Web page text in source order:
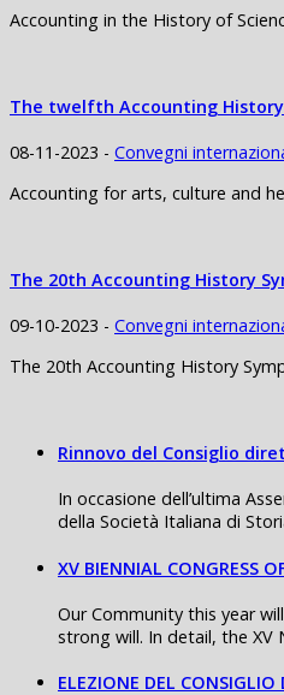
Accounting in the History of
The twelfth Accounting
08-11-2023 - Convegni
Accounting for arts, culture and
The 20th Accounting History
09-10-2023 - Convegni
The 20th Accounting History
Rinnovo del Consiglio
In occasione dell’ultima
della Società Italiana di
XV BIENNIAL CONGRESS
Our Community this year
strong will. In detail, the XV
ELEZIONE DEL CONSIGLIO